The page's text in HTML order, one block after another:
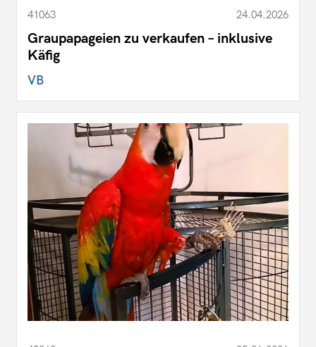
41063 24.04.2026
Graupapageien zu verkaufen – inklusive
Käfig
VB